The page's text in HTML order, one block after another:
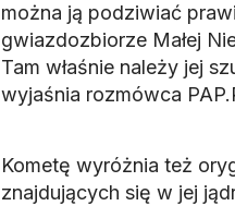
można ją podziwiać
gwiazdozbiorze Małej
Tam właśnie należy jej
wyjaśnia rozmówca
Kometę wyróżnia też
znajdujących się w jej